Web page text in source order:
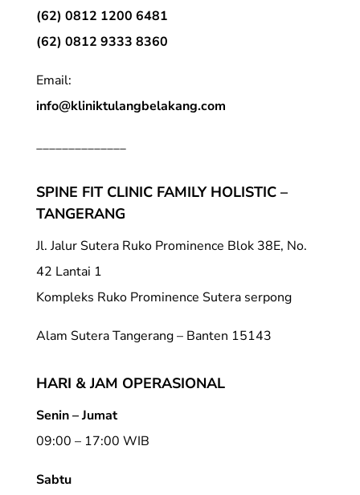
(62) 0812 1200 6481
(62) 0812 9333 8360
Email:
info@kliniktulangbelakang.com
______________
SPINE FIT CLINIC FAMILY HOLISTIC –
TANGERANG
Jl. Jalur Sutera Ruko Prominence Blok 38E, No.
42 Lantai 1
Kompleks Ruko Prominence Sutera serpong
Alam Sutera Tangerang – Banten 15143
HARI & JAM OPERASIONAL
Senin – Jumat
09:00 – 17:00 WIB
Sabtu